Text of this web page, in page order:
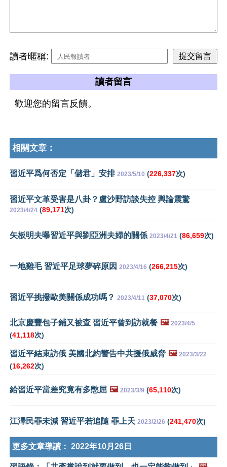
讀者暱稱:
讀者留言
歡迎您的留言反饋。
相關文章：
習近平爲何否定「儲君」安排 2023/5/10 (226,337次)
習近平文革受害是八卦？盧沙野訪談失控 輿論震驚
2023/4/24 (89,171次)
矢板明夫曝習近平與劉亞洲夫婦的關係 2023/4/21 (86,659次)
一地雞毛 習近平足球夢碎原因 2023/4/16 (266,215次)
習近平挑撥歐美關係成功嗎？ 2023/4/11 (37,070次)
北京慶豐包子鋪又被查 習近平曾到訪就餐 🖼️ 2023/4/5
(41,118次)
習近平結束訪俄 美國北約警告中共援俄威脅 🖼️ 2023/3/22
(16,262次)
給習近平當差究竟有多憋屈 🖼️ 2023/3/9 (65,110次)
江澤民罪未減 習近平若追隨 罪上天 2023/2/26 (241,470次)
更多文章導讀： 2022年10月26日